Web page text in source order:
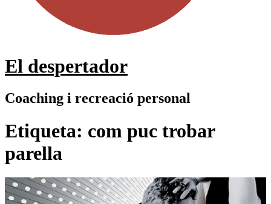
El despertador
Coaching i recreació personal
Etiqueta: com puc trobar
parella